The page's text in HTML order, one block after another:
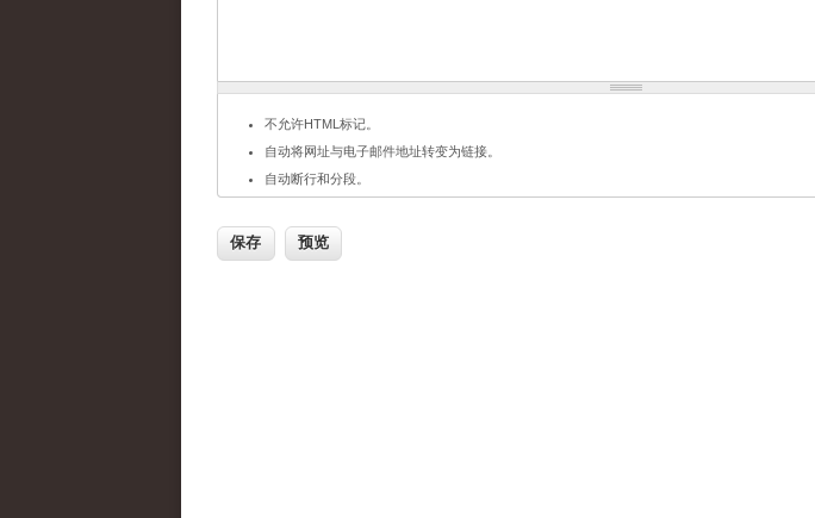
不允许HTML标记。
自动将网址与电子邮件地址转变为链接。
自动断行和分段。